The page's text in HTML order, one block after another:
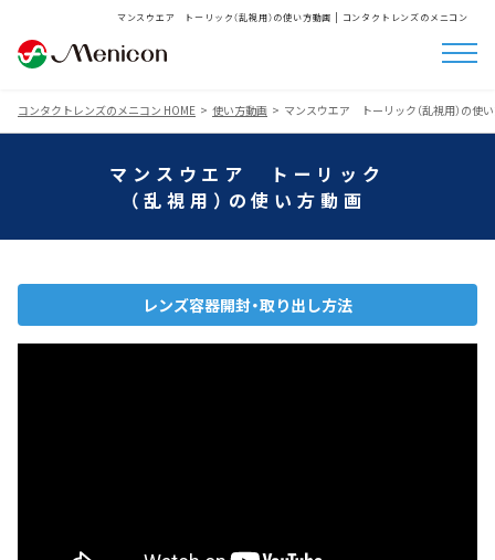
マンスウエア トーリック（乱視用）の使い方動画 | コンタクトレンズのメニコン
コンタクトレンズのメニコン HOME 使い方動画 マンスウエア トーリック（乱視用）の使
マンスウエア トーリック
（乱視用）の使い方動画
レンズ容器開封・取り出し方法